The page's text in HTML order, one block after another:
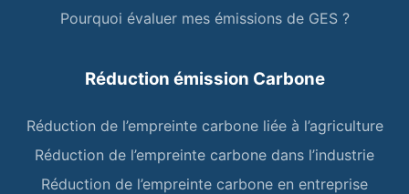
Pourquoi évaluer mes émissions de GES ?
Réduction émission Carbone
Réduction de l’empreinte carbone liée à l’agriculture
Réduction de l’empreinte carbone dans l’industrie
Réduction de l’empreinte carbone en entreprise